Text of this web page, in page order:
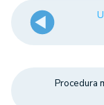
Procedura